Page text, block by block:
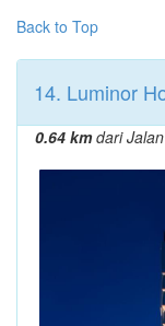
Back to Top
14. Luminor
0.64 kmdari